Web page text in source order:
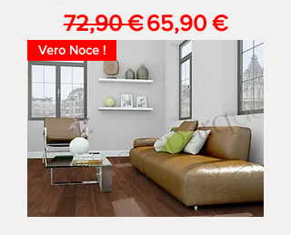
Prezzo regolare
72,90 €Prezzo scontato
65,90 €
Vero Noce !